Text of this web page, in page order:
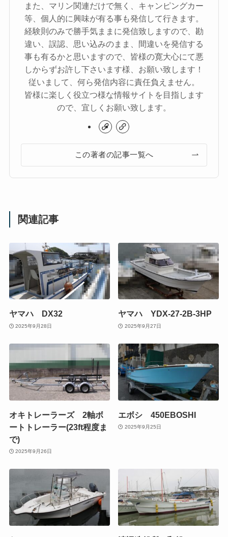
また、マリン関連だけで無く、キャンピングカー
等、個人的に興味が有る事も発信して行きます。
経験則のみで勝手気ままに発信致しますので、勘
違い、誤認、思い込みのまま、間違いを発信する
事も有るかと思いますので、皆様の寛大心にて悪
しからずお許し下さいます様、お願い致します！
従いまして、何ら発信内容に責任負えません。
皆様に楽しく役立つ様な情報サイトを目指します
ので、宜しくお願い致します。
この著者の記事一覧へ
関連記事
ヤマハ DX32
2025年9月28日
ヤマハ YDX-27-2B-3HP
2025年9月27日
オキトレーラーズ 2軸ボ
ートトレーラー(23ft程度ま
で)
2025年9月26日
エボシ 450EBOSHI
2025年9月25日